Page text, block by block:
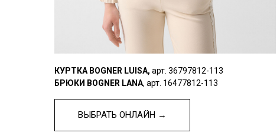
КУРТКА BOGNER LUISA, арт. 36797812-113
БРЮКИ BOGNER LANA, арт. 16477812-113
ВЫБРАТЬ ОНЛАЙН →